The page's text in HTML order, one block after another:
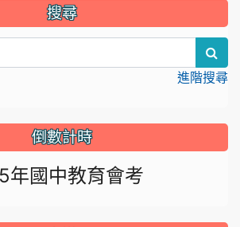
搜尋
進階搜尋
倒數計時
年國中教育會考